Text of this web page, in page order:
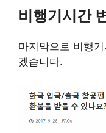
비행기시간
마지막으로 비행
겠습니다.